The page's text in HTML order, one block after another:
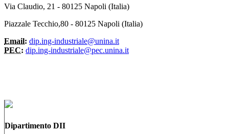
Via Claudio, 21 - 80125 Napoli (Italia)
Piazzale Tecchio,80 - 80125 Napoli (Italia)
Email: dip.ing-industriale@unina.it
PEC: dip.ing-industriale@pec.unina.it
Dipartimento DII